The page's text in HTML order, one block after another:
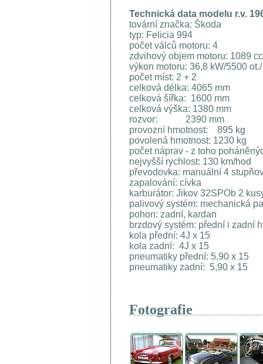
Technická data modelu r.v.
tovární značka: Škoda
typ: Felicia 994
počet válců motoru: 4
zdvihový objem motoru: 1089
výkon motoru: 36,8
počet míst: 2 + 2
celková délka: 4065 mm
celková šířka: 1600 mm
celková výška: 1380 mm
rozvor: 2390 mm
provozní hmotnost: 895 kg
povolená hmotnost: 1230 kg
počet náprav - z toho
nejvyšší rychlost: 130 km/hod
převodovka: manuální 4
zapalování: cívka
karburátor: Jikov 32SPOb 2
palivový systém: mechanická
pohon: zadní, kardan
brzdový systém: přední i zadní
kola
kola zadní:
pneumatiky
pneumatiky zadní: 5,90 x 15
Fotografie